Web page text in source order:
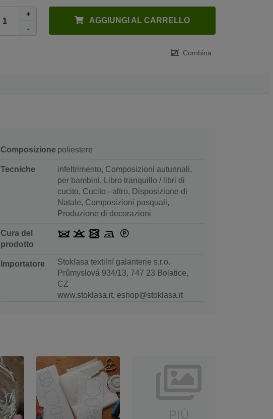
+
-
AGGIUNGI AL CARRELLO
Combina
Composizione poliestere
Tecniche
infeltrimento, Composizioni autunnali,
per bambini, Libro tranquillo / libri di
cucito, Cucito - altro, Disposizione di
Natale, Composizioni pasquali,
Produzione di decorazioni
Cura del
prodotto
Importatore
Stoklasa textilní galanterie s.r.o.
Průmyslová 934/13, 747 23 Bolatice,
CZ
www.stoklasa.it, eshop@stoklasa.it